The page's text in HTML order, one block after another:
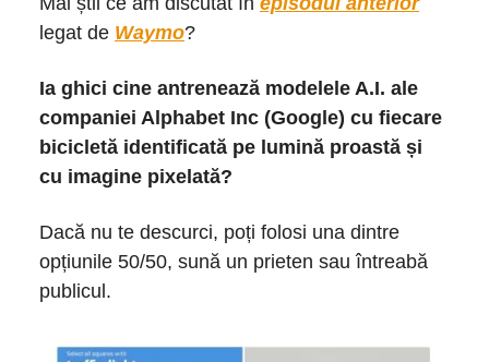
legat de Waymo?
Ia ghici cine antrenează modelele A.I. ale
companiei Alphabet Inc (Google) cu fiecare
bicicletă identificată pe lumină proastă și
cu imagine pixelată?
Dacă nu te descurci, poți folosi una dintre
opțiunile 50/50, sună un prieten sau întreabă
publicul.